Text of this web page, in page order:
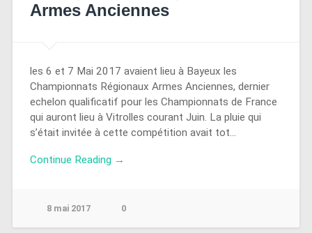
Armes Anciennes
les 6 et 7 Mai 2017 avaient lieu à Bayeux les
Championnats Régionaux Armes Anciennes, dernier
echelon qualificatif pour les Championnats de France
qui auront lieu à Vitrolles courant Juin. La pluie qui
s’était invitée à cette compétition avait tot…
Continue Reading →
8 mai 2017 0